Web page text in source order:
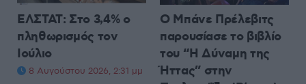
ΕΛΣΤΑΤ: Στο 3,4% ο
πληθωρισμός τον
Ιούλιο
8 Αυγούστου 2026, 2:31 μμ
Ο Μπάνε Πρέλεβιτς
παρουσίασε το βιβλίο
του “Η Δύναμη της
Ήττας” στην